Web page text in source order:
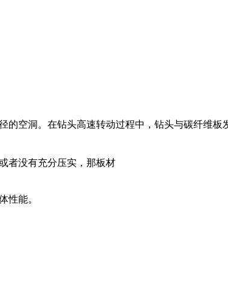
空洞。在钻头高速转动过程中，钻头与碳纤维
者没有充分压实，那板材
性能。